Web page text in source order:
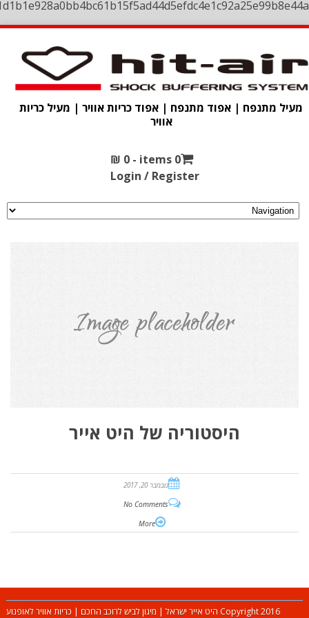
מעיל מתנפח | אפוד מתנפח | אפוד כריות אוויר | מעיל כריות
אוויר
0 items -
₪ 0
Login / Register
היסטוריה של היט אייר
נובמבר 20, 2017
No Comments
More
Copyright 2016 היט אייר ישראל | מיגון לביש לרוכב החכם | כריות אוויר לאופנוע